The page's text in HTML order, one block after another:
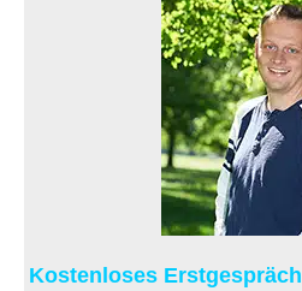
Kostenloses Erstgespräch